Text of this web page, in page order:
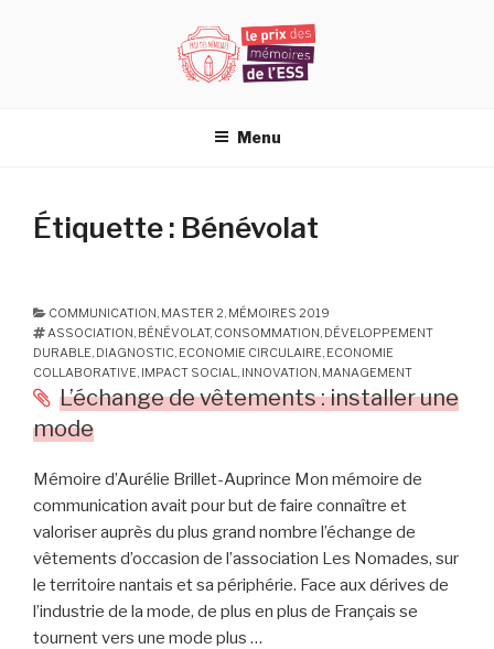
Menu
Étiquette : Bénévolat
COMMUNICATION, MASTER 2, MÉMOIRES 2019
ASSOCIATION, BÉNÉVOLAT, CONSOMMATION, DÉVELOPPEMENT
DURABLE, DIAGNOSTIC, ECONOMIE CIRCULAIRE, ECONOMIE
COLLABORATIVE, IMPACT SOCIAL, INNOVATION, MANAGEMENT
L’échange de vêtements : installer une
mode
Mémoire d’Aurélie Brillet-Auprince Mon mémoire de
communication avait pour but de faire connaître et
valoriser auprès du plus grand nombre l’échange de
vêtements d’occasion de l’association Les Nomades, sur
le territoire nantais et sa périphérie. Face aux dérives de
l’industrie de la mode, de plus en plus de Français se
tournent vers une mode plus …